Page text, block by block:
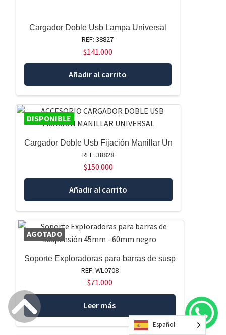
Cargador Doble Usb Lampa Universal
REF: 38827
$141.000
Añadir al carrito
DISPONIBLE
Cargador Doble Usb Fijación Manillar Un
REF: 38828
$150.000
Añadir al carrito
AGOTADO
Soporte Exploradoras para barras de susp
REF: WL0708
$71.000
Leer más
Español